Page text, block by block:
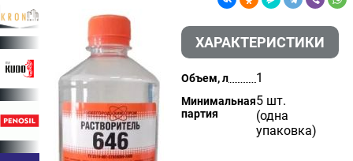
ХАРАКТЕРИСТИКИ
Объем, л 1
Минимальная
партия
5 шт.
(одна
упаковка)